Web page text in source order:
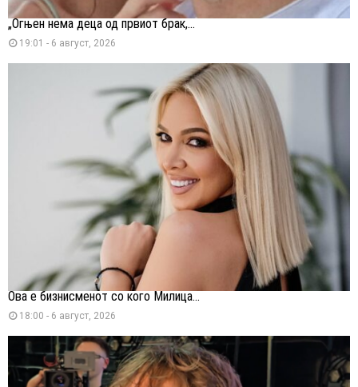
„Огњен нема деца од првиот брак,...
19:01 - 6 август, 2026
Ова е бизнисменот со кого Милица...
18:00 - 6 август, 2026